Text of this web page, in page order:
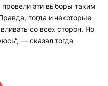
эти выборы таким
тогда и некоторые
со всех сторон. Но
— сказал тогда